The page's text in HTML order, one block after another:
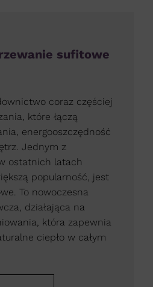
sufitowe
coraz częściej
które łączą
energooszczędność
Jednym z
ostatnich latach
popularność, jest
To nowoczesna
działająca na
która zapewnia
ciepło w całym